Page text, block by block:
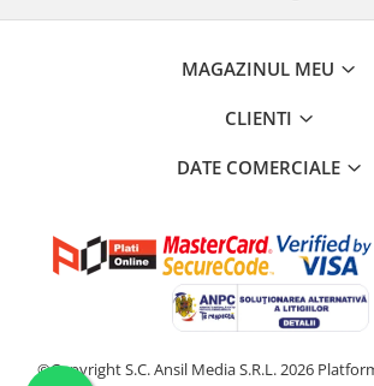
MAGAZINUL MEU
CLIENTI
DATE COMERCIALE
©Copyright S.C. Ansil Media S.R.L. 2026